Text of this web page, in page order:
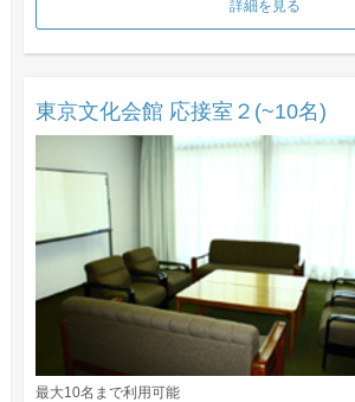
詳細を見る
東京文化会館 応接室２(~10名)
最大10名まで利用可能